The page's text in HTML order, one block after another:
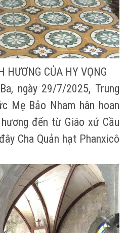
HƯƠNG CỦA HY VỌNG
ngày 29/7/2025, Trung
Mẹ Bảo Nham hân hoan
đến từ Giáo xứ Cầu
Cha Quản hạt Phanxicô